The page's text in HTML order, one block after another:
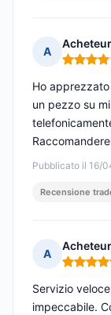
A
Nota: 4
Pubblicato il 16/
Ho
un pezzo su
Recensione
A
Nota: 5
Servizio
impeccabile.